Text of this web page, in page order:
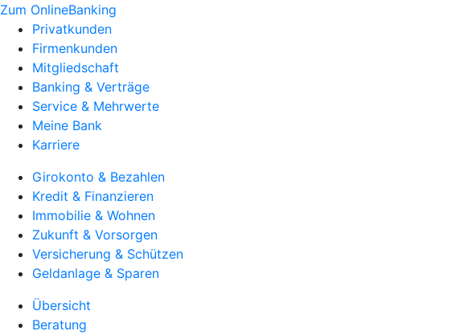
Zum OnlineBanking
Privatkunden
Firmenkunden
Mitgliedschaft
Banking & Verträge
Service & Mehrwerte
Meine Bank
Karriere
Girokonto & Bezahlen
Kredit & Finanzieren
Immobilie & Wohnen
Zukunft & Vorsorgen
Versicherung & Schützen
Geldanlage & Sparen
Übersicht
Beratung